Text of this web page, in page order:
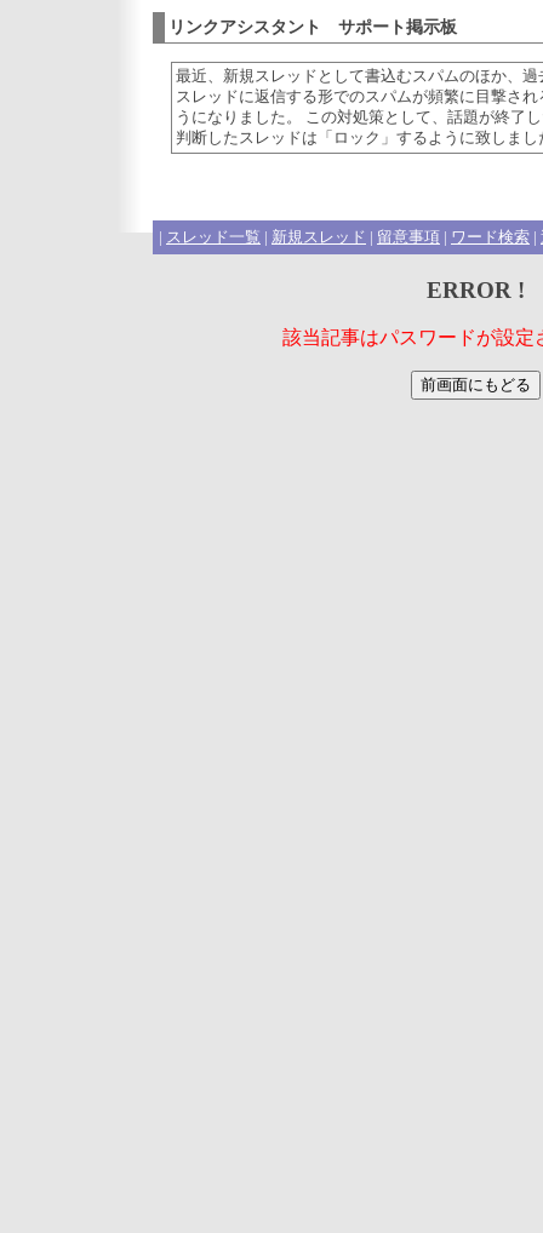
リンクアシスタント サポート掲示板
最近、新規スレッドとして書込むスパムのほか、過
スレッドに返信する形でのスパムが頻繁に目撃され
うになりました。 この対処策として、話題が終了
判断したスレッドは「ロック」するように致しまし
| スレッド一覧 | 新規スレッド | 留意事項 | ワード検索 |
ERROR !
該当記事はパスワードが設定